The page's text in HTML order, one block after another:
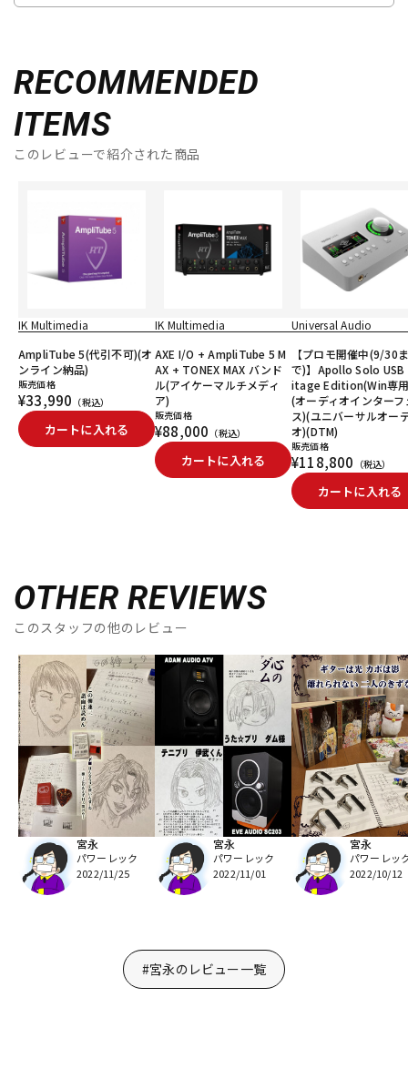
RECOMMENDED
ITEMS
このレビューで紹介された商品
IK Multimedia
AmpliTube 5(代引不可)(オ
ンライン納品)
販売価格
¥33,990 （税込）
カートに入れる
IK Multimedia
AXE I/O + AmpliTube 5 M
AX + TONEX MAX バンド
ル(アイケーマルチメディ
ア)
販売価格
¥88,000 （税込）
カートに入れる
Universal Audio
【プロモ開催中(9/30
で)】Apollo Solo USB
itage Edition(Win専
(オーディオインターフ
ス)(ユニバーサルオー
オ)(DTM)
販売価格
¥118,800 （税込）
カートに入れる
OTHER REVIEWS
このスタッフの他のレビュー
宮永
パワーレック
2022/11/25
宮永
パワーレック
2022/11/01
宮永
パワーレッ
2022/10/12
#宮永のレビュー一覧